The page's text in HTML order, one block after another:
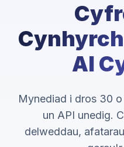
AI
Mynediad i dros 30
un API unedig.
delweddau,